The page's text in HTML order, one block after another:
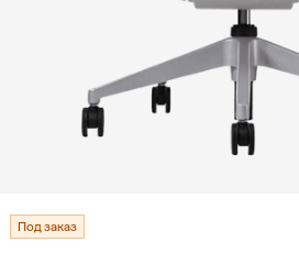
Под заказ